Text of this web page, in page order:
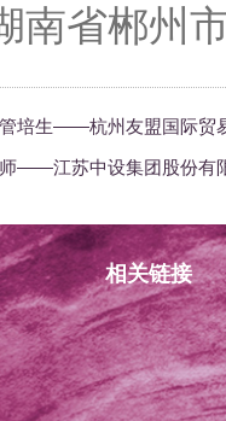
南省郴州
管培生——杭州友盟国际贸
师——江苏中设集团股份有
相关链接